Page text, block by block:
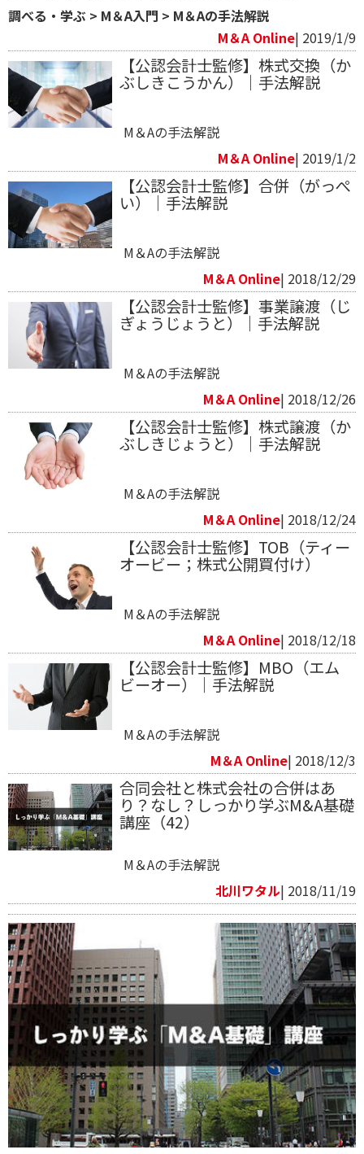
調べる・学ぶ > M＆A入門 > M＆Aの手法解説
M＆A Online| 2019/1/9
【公認会計士監修】株式交換（か
ぶしきこうかん）｜手法解説
M＆Aの手法解説
M＆A Online| 2019/1/2
【公認会計士監修】合併（がっぺ
い）｜手法解説
M＆Aの手法解説
M＆A Online| 2018/12/29
【公認会計士監修】事業譲渡（じ
ぎょうじょうと）｜手法解説
M＆Aの手法解説
M＆A Online| 2018/12/26
【公認会計士監修】株式譲渡（か
ぶしきじょうと）｜手法解説
M＆Aの手法解説
M＆A Online| 2018/12/24
【公認会計士監修】TOB（ティー
オービー；株式公開買付け）
M＆Aの手法解説
M＆A Online| 2018/12/18
【公認会計士監修】MBO（エム
ビーオー）｜手法解説
M＆Aの手法解説
M＆A Online| 2018/12/3
合同会社と株式会社の合併はあ
り？なし？しっかり学ぶM&A基礎
講座（42）
M＆Aの手法解説
北川ワタル| 2018/11/19